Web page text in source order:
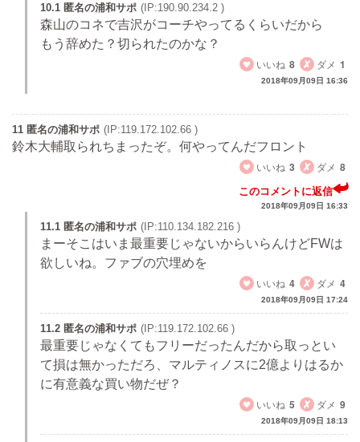
10.1 匿名の浦和サポ (IP:190.90.234.2 )
森山のコネで吉沢がコーチやってるくらいだから
もう辞めた？切られたのかな？
いいね 8 ダメ 1
2018年09月09日 16:36
11 匿名の浦和サポ (IP:119.172.102.66 )
鈴木大輔取られちまったぞ。何やってんだフロント
いいね 3 ダメ 8
このコメントに返信
2018年09月09日 16:33
11.1 匿名の浦和サポ (IP:110.134.182.216 )
まーそこはいま最重要じゃないからいらんけどFWは
欲しいね。ファブの穴埋めを
いいね 4 ダメ 4
2018年09月09日 17:24
11.2 匿名の浦和サポ (IP:119.172.102.66 )
最重要じゃなくてもフリーだったんだから取っとい
て損は無かっただろ、マルティノスに2億よりはるか
に有意義な買い物だぜ？
いいね 5 ダメ 9
2018年09月09日 18:13